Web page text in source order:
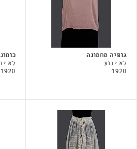
גופיה תחתונה
לא ידוע
1920
לא
1920